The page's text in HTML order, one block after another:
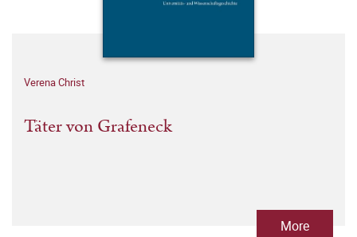
Verena Christ
Täter von Grafeneck
More